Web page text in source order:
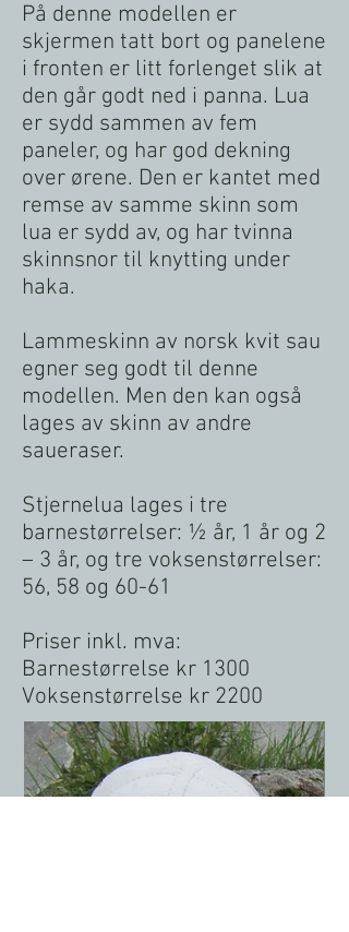
På denne modellen er
skjermen tatt bort og panelene
i fronten er litt forlenget slik at
den går godt ned i panna. Lua
er sydd sammen av fem
paneler, og har god dekning
over ørene. Den er kantet med
remse av samme skinn som
lua er sydd av, og har tvinna
skinnsnor til knytting under
haka.
Lammeskinn av norsk kvit sau
egner seg godt til denne
modellen. Men den kan også
lages av skinn av andre
saueraser.
Stjernelua lages i tre
barnestørrelser: ½ år, 1 år og 2
– 3 år, og tre voksenstørrelser:
56, 58 og 60-61
Priser inkl. mva:
Barnestørrelse kr 1300
Voksenstørrelse kr 2200